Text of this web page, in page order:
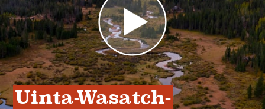
Uinta-Wasatch-